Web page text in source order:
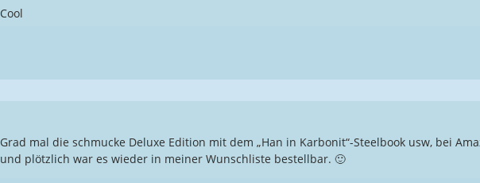
Cool
Grad mal die schmucke Deluxe Edition mit dem „Han in Karbonit“-Steelbook usw, bei
und plötzlich war es wieder in meiner Wunschliste bestellbar. 🙂